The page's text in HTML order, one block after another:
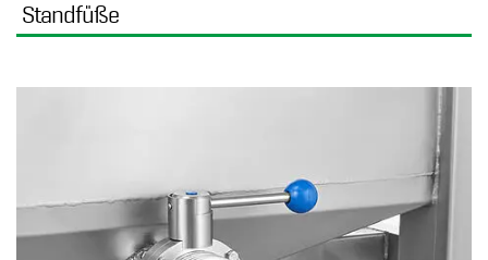
Standfüße